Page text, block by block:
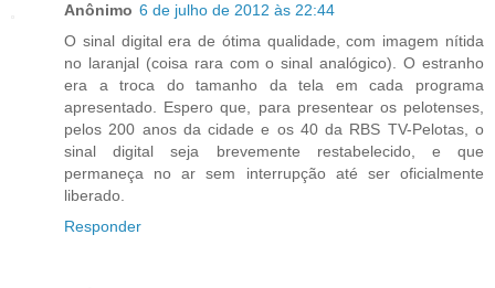
Anônimo 6 de julho de 2012 às 22:44
O sinal digital era de ótima qualidade, com imagem nítida
no laranjal (coisa rara com o sinal analógico). O estranho
era a troca do tamanho da tela em cada programa
apresentado. Espero que, para presentear os pelotenses,
pelos 200 anos da cidade e os 40 da RBS TV-Pelotas, o
sinal digital seja brevemente restabelecido, e que
permaneça no ar sem interrupção até ser oficialmente
liberado.
Responder